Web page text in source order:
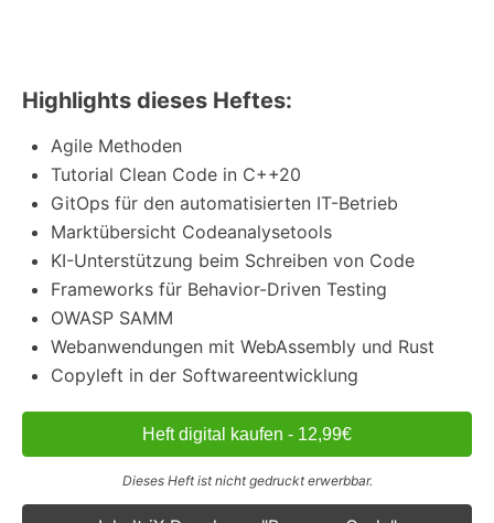
Highlights dieses Heftes:
Agile Methoden
Tutorial Clean Code in C++20
GitOps für den automatisierten IT-Betrieb
Marktübersicht Codeanalysetools
KI-Unterstützung beim Schreiben von Code
Frameworks für Behavior-Driven Testing
OWASP SAMM
Webanwendungen mit WebAssembly und Rust
Copyleft in der Softwareentwicklung
Heft digital kaufen - 12,99€
Dieses Heft ist nicht gedruckt erwerbbar.